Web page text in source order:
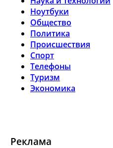
Ноутбуки
Общество
Политика
Происшествия
Спорт
Телефоны
Туризм
Экономика
Реклама